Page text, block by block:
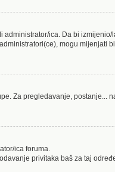
ica. Da bi
mogu mijenjati
Za pregledavanje, postanje...
ica foruma.
privitaka baš za taj